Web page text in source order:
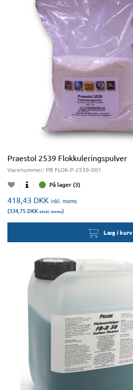
Praestol 2539 Flokkuleringspulver
Varenummer: PB FLOK-P-2539-001
På lager (3)
418,43 DKK inkl. moms
(334,75 DKK ekskl. moms)
Læg i kurv